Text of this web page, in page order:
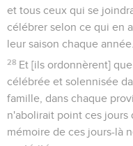
et tous ceux qui se
célébrer selon ce qui en
leur saison chaque année.
28 Et [ils ordonnèrent]
célébrée et solennisée
famille, dans chaque
n'abolirait point ces jours
mémoire de ces jours-là